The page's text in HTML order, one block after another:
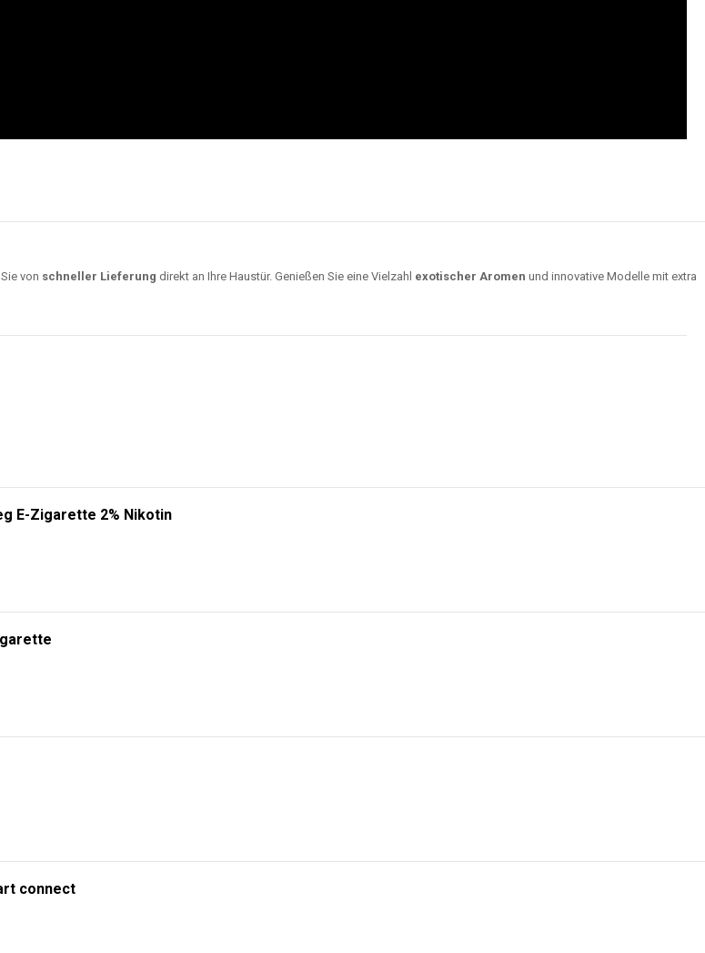
von schneller Lieferung direkt an Ihre Haustür. Genießen Sie eine Vielzahl exotischer Aromen und innovative Modelle mit extra
E-Zigarette 2% Nikotin
connect